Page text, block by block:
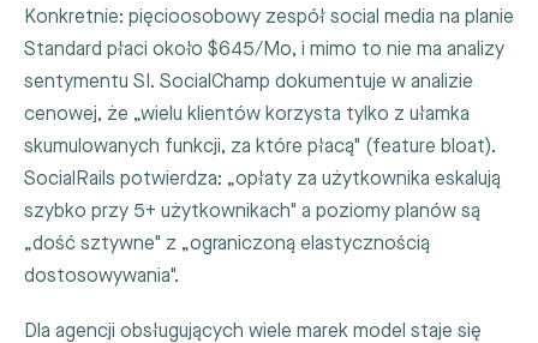
Konkretnie: pięcioosobowy zespół social media na planie
Standard płaci około $645/Mo, i mimo to nie ma analizy
sentymentu SI. SocialChamp dokumentuje w analizie
cenowej, że „wielu klientów korzysta tylko z ułamka
skumulowanych funkcji, za które płacą" (feature bloat).
SocialRails potwierdza: „opłaty za użytkownika eskalują
szybko przy 5+ użytkownikach" a poziomy planów są
„dość sztywne" z „ograniczoną elastycznością
dostosowywania".
Dla agencji obsługujących wiele marek model staje się